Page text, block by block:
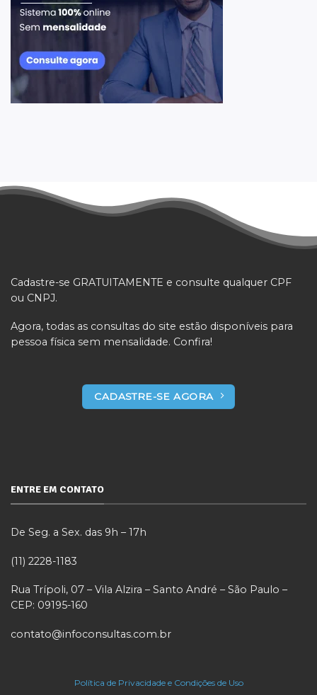
Cadastre-se GRATUITAMENTE e consulte qualquer CPF
ou CNPJ.
Agora, todas as consultas do site estão disponíveis para
pessoa física sem mensalidade. Confira!
CADASTRE-SE AGORA
ENTRE EM CONTATO
De Seg. a Sex. das 9h – 17h
(11) 2228-1183
Rua Trípoli, 07 – Vila Alzira – Santo André – São Paulo –
CEP: 09195-160
contato@infoconsultas.com.br
Política de Privacidade e Condições de Uso